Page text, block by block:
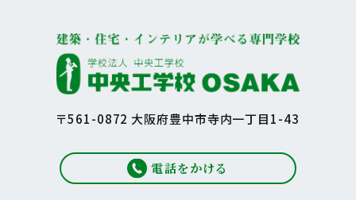
〒561-0872 大阪府豊中市寺内一丁目1-43
電話をかける